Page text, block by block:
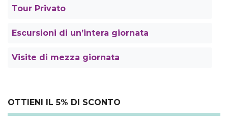
Tour Privato
Escursioni di un’intera giornata
Visite di mezza giornata
OTTIENI IL 5% DI SCONTO